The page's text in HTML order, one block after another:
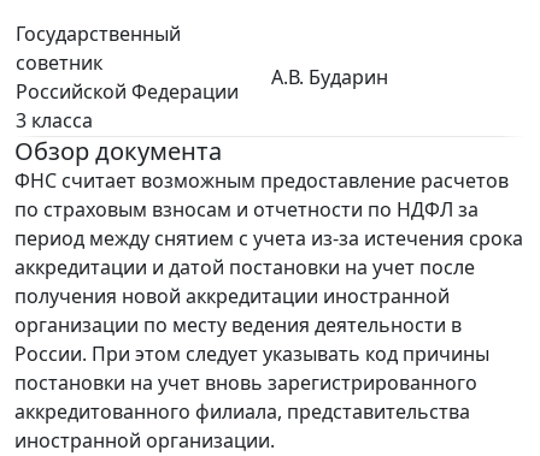
Государственный
советник
Российской Федерации
3 класса
А.В. Бударин
Обзор документа
ФНС считает возможным предоставление расчетов
по страховым взносам и отчетности по НДФЛ за
период между снятием с учета из-за истечения срока
аккредитации и датой постановки на учет после
получения новой аккредитации иностранной
организации по месту ведения деятельности в
России. При этом следует указывать код причины
постановки на учет вновь зарегистрированного
аккредитованного филиала, представительства
иностранной организации.